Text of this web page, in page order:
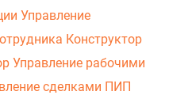
Управление
Конструктор
Управление рабочими
сделками ПИП